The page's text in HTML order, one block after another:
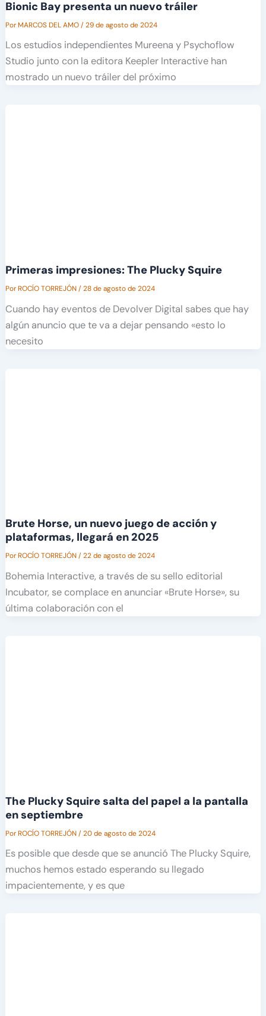
Bionic Bay presenta un nuevo tráiler
PorMARCOS DEL AMO/29 de agosto de 2024
Los estudios independientes Mureena y Psychoflow
Studio junto con la editora Keepler Interactive han
mostrado un nuevo tráiler del próximo
Primeras impresiones: The Plucky Squire
PorROCÍO TORREJÓN/28 de agosto de 2024
Cuando hay eventos de Devolver Digital sabes que hay
algún anuncio que te va a dejar pensando «esto lo
necesito
Brute Horse, un nuevo juego de acción y
plataformas, llegará en 2025
PorROCÍO TORREJÓN/22 de agosto de 2024
Bohemia Interactive, a través de su sello editorial
Incubator, se complace en anunciar «Brute Horse», su
última colaboración con el
The Plucky Squire salta del papel a la pantalla
en septiembre
PorROCÍO TORREJÓN/20 de agosto de 2024
Es posible que desde que se anunció The Plucky Squire,
muchos hemos estado esperando su llegado
impacientemente, y es que